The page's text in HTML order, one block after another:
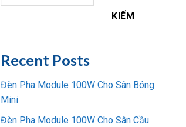
KIẾM
Recent Posts
Đèn Pha Module 100W Cho Sân Bóng
Mini
Đèn Pha Module 100W Cho Sân Cầu